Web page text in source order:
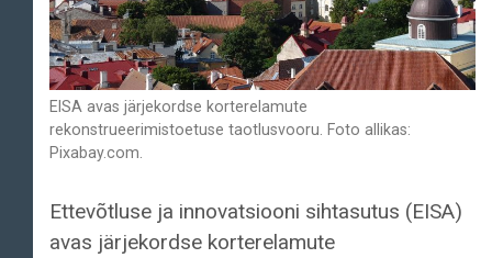
EISA avas järjekordse korterelamute
rekonstrueerimistoetuse taotlusvooru. Foto allikas:
Pixabay.com.
Ettevõtluse ja innovatsiooni sihtasutus (EISA)
avas järjekordse korterelamute